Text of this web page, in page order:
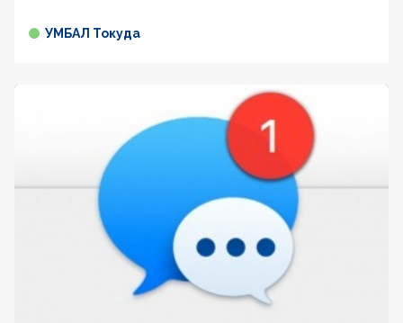
УМБАЛ Токуда